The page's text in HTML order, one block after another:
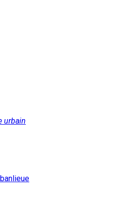
urbain